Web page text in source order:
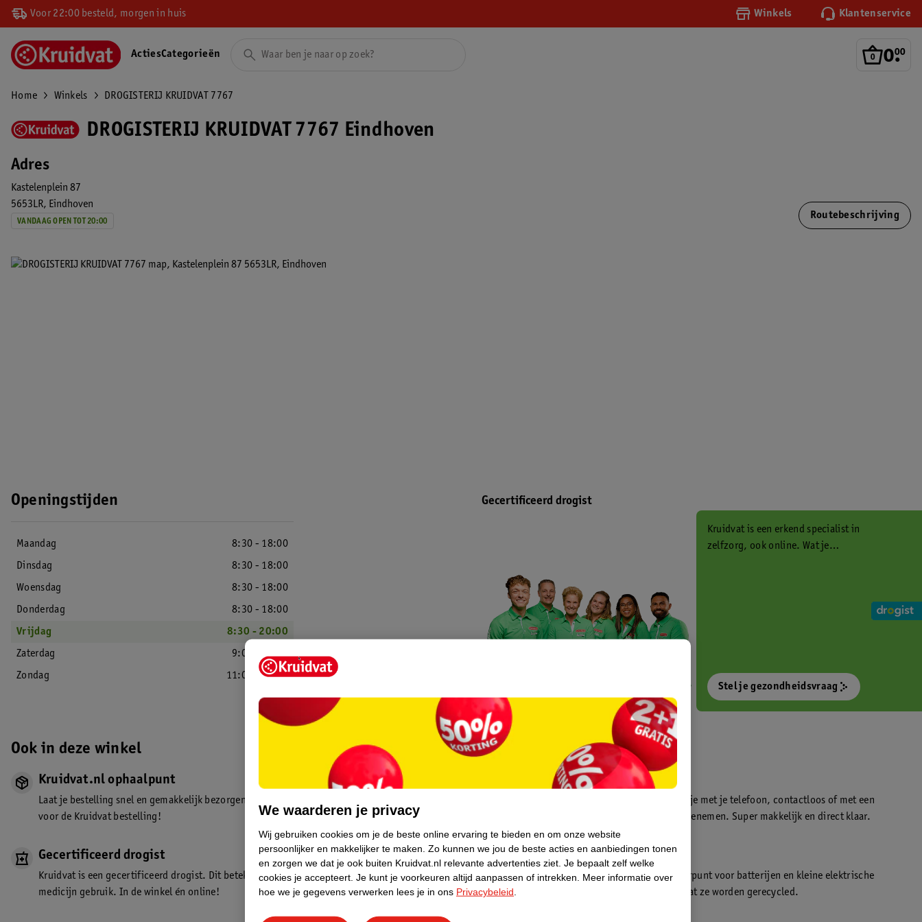
Voor 22:00 besteld, morgen in huis Winkels Klantenservice
0.
00
ActiesCategorieën
Home Winkels DROGISTERIJ KRUIDVAT 7767
DROGISTERIJ KRUIDVAT 7767 Eindhoven
Adres
Kastelenplein 87
5653LR
Eindhoven
VANDAAG OPEN TOT 20:00
Routebeschrijving
Openingstijden
Maandag
8:30 - 18:00
Dinsdag
8:30 - 18:00
Woensdag
8:30 - 18:00
Donderdag
8:30 - 18:00
Vrijdag
8:30 - 20:00
Zaterdag
9:00 - 18:00
Zondag
11:00 - 18:00
Gecertificeerd drogist
Kruidvat is een erkend specialist in
zelfzorg, ook online. Wat je
Stel je gezondheidsvraag
Ook in deze winkel
Kruidvat.nl ophaalpunt
Laat je bestelling snel en gemakkelijk bezorgen in de winkel. Zo hoef je niet thuis te blijven
voor de Kruidvat bestelling!
Gecertificeerd drogist
Kruidvat is een gecertificeerd drogist. Dit betekent dat je deskundig advies krijgt over
medicijn gebruik. In de winkel én online!
Kruidvat fotokiosk
In de winkel vind je een fotokiosk waarmee je met je telefoon, contactloos of met een
geheugenkaartje, jouw foto’s direct kan meenemen. Super makkelijk en direct klaar.
WeCycle inleverpunt
In deze Kruidvat vind je een WeCycle inleverpunt voor batterijen en kleine elektrische
apparaten. Deze kan je gratis inleveren zodat ze worden gerecycled.
We waarderen je privacy
Wij gebruiken cookies om je de beste online ervaring te bieden en om onze website
persoonlijker en makkelijker te maken. Zo kunnen we jou de beste acties en aanbiedingen tonen
en zorgen we dat je ook buiten Kruidvat.nl relevante advertenties ziet. Je bepaalt zelf welke
cookies je accepteert. Je kunt je voorkeuren altijd aanpassen of intrekken.
Meer informatie over
hoe we je gegevens verwerken lees je in ons Privacybeleid